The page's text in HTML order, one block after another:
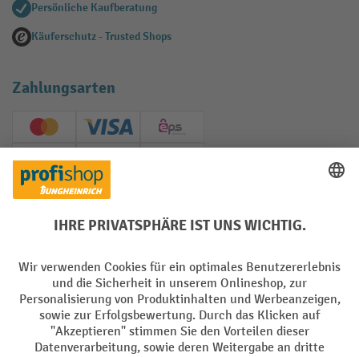
Persönliche Kaufberatung
Käuferschutz - Trusted Shops
Zahlungsarten
Creditcard (Master)Creditcard (Visa)
EPS
PayPal
Soziale Netzwerke
Impressum Datenschutz